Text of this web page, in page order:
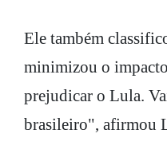
Ele também
minimizou o
prejudicar o Lula.
brasileiro", afirmou